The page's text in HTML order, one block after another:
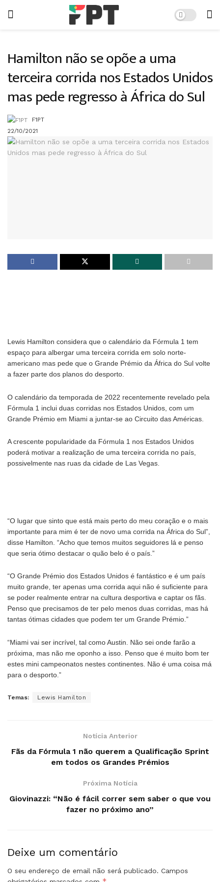
Hamilton não se opõe a uma
terceira corrida nos Estados Unidos
mas pede regresso à África do Sul
F1PT
22/10/2021
Lewis Hamilton considera que o calendário da Fórmula 1 tem
espaço para albergar uma terceira corrida em solo norte-
americano mas pede que o Grande Prémio da África do Sul volte
a fazer parte dos planos do desporto.
O calendário da temporada de 2022 recentemente revelado pela
Fórmula 1 inclui duas corridas nos Estados Unidos, com um
Grande Prémio em Miami a juntar-se ao Circuito das Américas.
A crescente popularidade da Fórmula 1 nos Estados Unidos
poderá motivar a realização de uma terceira corrida no país,
possivelmente nas ruas da cidade de Las Vegas.
“O lugar que sinto que está mais perto do meu coração e o mais
importante para mim é ter de novo uma corrida na África do Sul”,
disse Hamilton. “Acho que temos muitos seguidores lá e penso
que seria ótimo destacar o quão belo é o país.”
“O Grande Prémio dos Estados Unidos é fantástico e é um país
muito grande, ter apenas uma corrida aqui não é suficiente para
se poder realmente entrar na cultura desportiva e captar os fãs.
Penso que precisamos de ter pelo menos duas corridas, mas há
tantas ótimas cidades que podem ter um Grande Prémio.”
“Miami vai ser incrível, tal como Austin. Não sei onde farão a
próxima, mas não me oponho a isso. Penso que é muito bom ter
estes mini campeonatos nestes continentes. Não é uma coisa má
para o desporto.”
Temas: Lewis Hamilton
Notícia Anterior
Fãs da Fórmula 1 não querem a Qualificação Sprint
em todos os Grandes Prémios
Próxima Notícia
Giovinazzi: “Não é fácil correr sem saber o que vou
fazer no próximo ano”
Deixe um comentário
O seu endereço de email não será publicado. Campos